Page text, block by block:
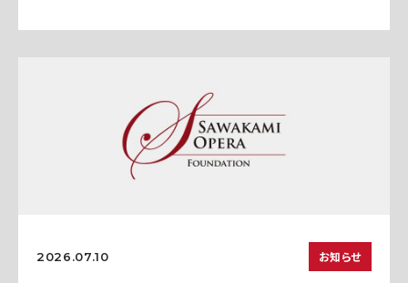
2026.07.10 お知らせ